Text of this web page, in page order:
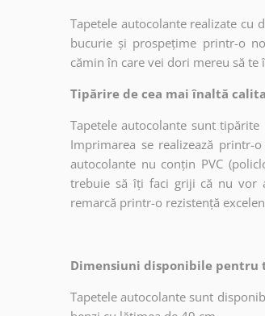
Tapetele autocolante realizate cu
bucurie și prospețime printr-o
cămin în care vei dori mereu să te
Tipărire de cea mai înaltă
Tapetele autocolante sunt
Imprimarea se realizează printr-
autocolante nu conțin PVC
trebuie să îți faci griji că nu vor
remarcă printr-o rezistență
Dimensiuni disponibile
Tapetele autocolante sunt